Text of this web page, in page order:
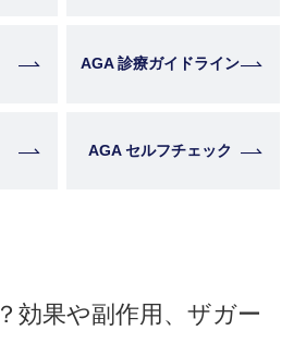
AGA 診療ガイドライン
AGA セルフチェック
効果や副作用、ザガー